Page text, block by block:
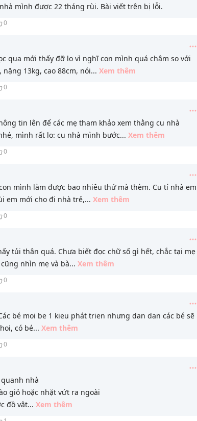
mình được 22 tháng rùi. Bài viết trên bị lỗi.
0
qua mới thấy đỡ lo vì nghĩ con mình quá chậm so với
13kg, cao 88cm, nói... Xem thêm
0
tin lên để các mẹ tham khảo xem thằng cu nhà
mình rất lo: cu nhà mình bước... Xem thêm
0
mình làm được bao nhiêu thứ mà thèm. Cu tí nhà em
em mới cho đi nhà trẻ,... Xem thêm
0
tủi thân quá. Chưa biết đọc chữ số gì hết, chắc tại mẹ
nhìn mẹ và bà... Xem thêm
0
bé moi be 1 kieu phát trien nhưng dan dan các bé sẽ
có bé... Xem thêm
0
nhà
giỏ hoặc nhặt vứt ra ngoài
đồ vật... Xem thêm